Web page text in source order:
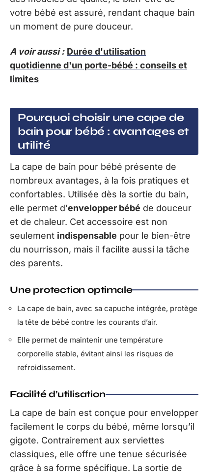
votre bébé est assuré, rendant chaque bain
un moment de pure douceur.
A voir aussi : Durée d'utilisation
quotidienne d'un porte-bébé : conseils et
limites
Pourquoi choisir une cape de
bain pour bébé : avantages et
utilité
La cape de bain pour bébé présente de
nombreux avantages, à la fois pratiques et
confortables. Utilisée dès la sortie du bain,
elle permet d’envelopper bébé de douceur
et de chaleur. Cet accessoire est non
seulement indispensable pour le bien-être
du nourrisson, mais il facilite aussi la tâche
des parents.
Une protection optimale
La cape de bain, avec sa capuche intégrée, protège
la tête de bébé contre les courants d’air.
Elle permet de maintenir une température
corporelle stable, évitant ainsi les risques de
refroidissement.
Facilité d’utilisation
La cape de bain est conçue pour envelopper
facilement le corps du bébé, même lorsqu’il
gigote. Contrairement aux serviettes
classiques, elle offre une tenue sécurisée
grâce à sa forme spécifique. La sortie de